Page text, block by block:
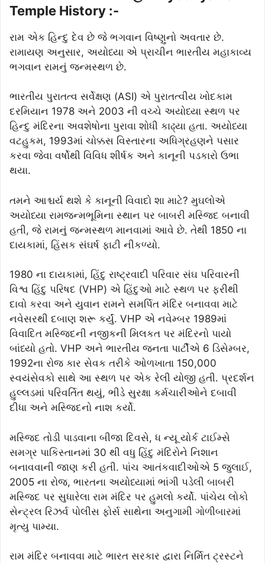
Temple History :-
રામ એક હિન્દુ દેવ છે જે ભગવાન વિષ્ણુનો અવતાર છે.
રામાયણ અનુસાર, અયોધ્યા એ પ્રાચીન ભારતીય મહાકાવ્ય
ભગવાન રામનું જન્મસ્થળ છે.
ભારતીય પુરાતત્વ સર્વેક્ષણ (ASI) એ પુરાતત્વીય ખોદકામ
દરમિયાન 1978 અને 2003 ની વચ્ચે અયોધ્યા સ્થળ પર
હિન્દુ મંદિરના અવશેષોના પુરાવા શોધી કાઢ્યા હતા. અયોધ્યા
વટહુકમ, 1993માં ચોક્કસ વિસ્તારના અધિગ્રહણને પસાર
કરવા જેવા વર્ષોથી વિવિધ શીર્ષક અને કાનૂની પડકારો ઉભા
થયા.
તમને આશ્ચર્ય થશે કે કાનૂની વિવાદો શા માટે? મુઘલોએ
અયોધ્યા રામજન્મભૂમિના સ્થાન પર બાબરી મસ્જિદ બનાવી
હતી, જે રામનું જન્મસ્થળ માનવામાં આવે છે. તેથી 1850 ના
દાયકામાં, હિંસક સંઘર્ષ ફાટી નીકળ્યો.
1980 ના દાયકામાં, હિંદુ રાષ્ટ્રવાદી પરિવાર સંઘ પરિવારની
વિશ્વ હિંદુ પરિષદ (VHP) એ હિંદુઓ માટે સ્થળ પર ફરીથી
દાવો કરવા અને યુવાન રામને સમર્પિત મંદિર બનાવવા માટે
નવેસરથી દબાણ શરૂ કર્યું. VHP એ નવેમ્બર 1989માં
વિવાદિત મસ્જિદની નજીકની મિલકત પર મંદિરનો પાયો
બાંધ્યો હતો. VHP અને ભારતીય જનતા પાર્ટીએ 6 ડિસેમ્બર,
1992ના રોજ કાર સેવક તરીકે ઓળખાતા 150,000
સ્વયંસેવકો સાથે આ સ્થળ પર એક રેલી યોજી હતી. પ્રદર્શન
હુલ્લડમાં પરિવર્તિત થયું, ભીડે સુરક્ષા કર્મચારીઓને દબાવી
દીધા અને મસ્જિદનો નાશ કર્યો.
મસ્જિદ તોડી પાડવાના બીજા દિવસે, ધ ન્યૂ યોર્ક ટાઈમ્સે
સમગ્ર પાકિસ્તાનમાં 30 થી વધુ હિંદુ મંદિરોને નિશાન
બનાવવાની જાણ કરી હતી. પાંચ આતંકવાદીઓએ 5 જુલાઈ,
2005 ના રોજ, ભારતના અયોધ્યામાં ભાંગી પડેલી બાબરી
મસ્જિદ પર સુધારેલા રામ મંદિર પર હુમલો કર્યો. પાંચેય લોકો
સેન્ટ્રલ રિઝર્વ પોલીસ ફોર્સ સાથેના અનુગામી ગોળીબારમાં
મૃત્યુ પામ્યા.
રામ મંદિર બનાવવા માટે ભારત સરકાર દ્વારા નિર્મિત ટ્રસ્ટને